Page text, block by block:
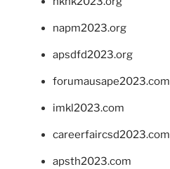
napm2023.org
apsdfd2023.org
forumausape2023.com
imkl2023.com
careerfaircsd2023.com
apsth2023.com